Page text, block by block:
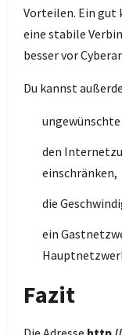
Vorteilen. Ein
eine stabile
besser vor
Du kannst
den
einschränken,
die
ein
Fazit